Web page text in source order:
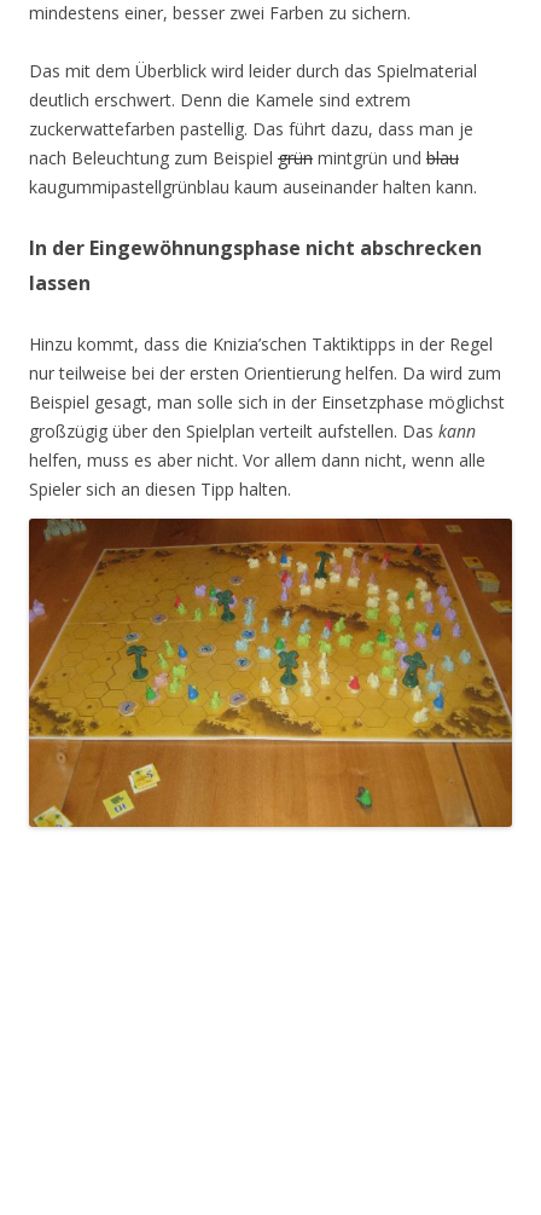
mindestens einer, besser zwei Farben zu sichern.
Das mit dem Überblick wird leider durch das Spielmaterial
deutlich erschwert. Denn die Kamele sind extrem
zuckerwattefarben pastellig. Das führt dazu, dass man je
nach Beleuchtung zum Beispiel grün mintgrün und blau
kaugummipastellgrünblau kaum auseinander halten kann.
In der Eingewöhnungsphase nicht abschrecken
lassen
Hinzu kommt, dass die Knizia’schen Taktiktipps in der Regel
nur teilweise bei der ersten Orientierung helfen. Da wird zum
Beispiel gesagt, man solle sich in der Einsetzphase möglichst
großzügig über den Spielplan verteilt aufstellen. Das kann
helfen, muss es aber nicht. Vor allem dann nicht, wenn alle
Spieler sich an diesen Tipp halten.